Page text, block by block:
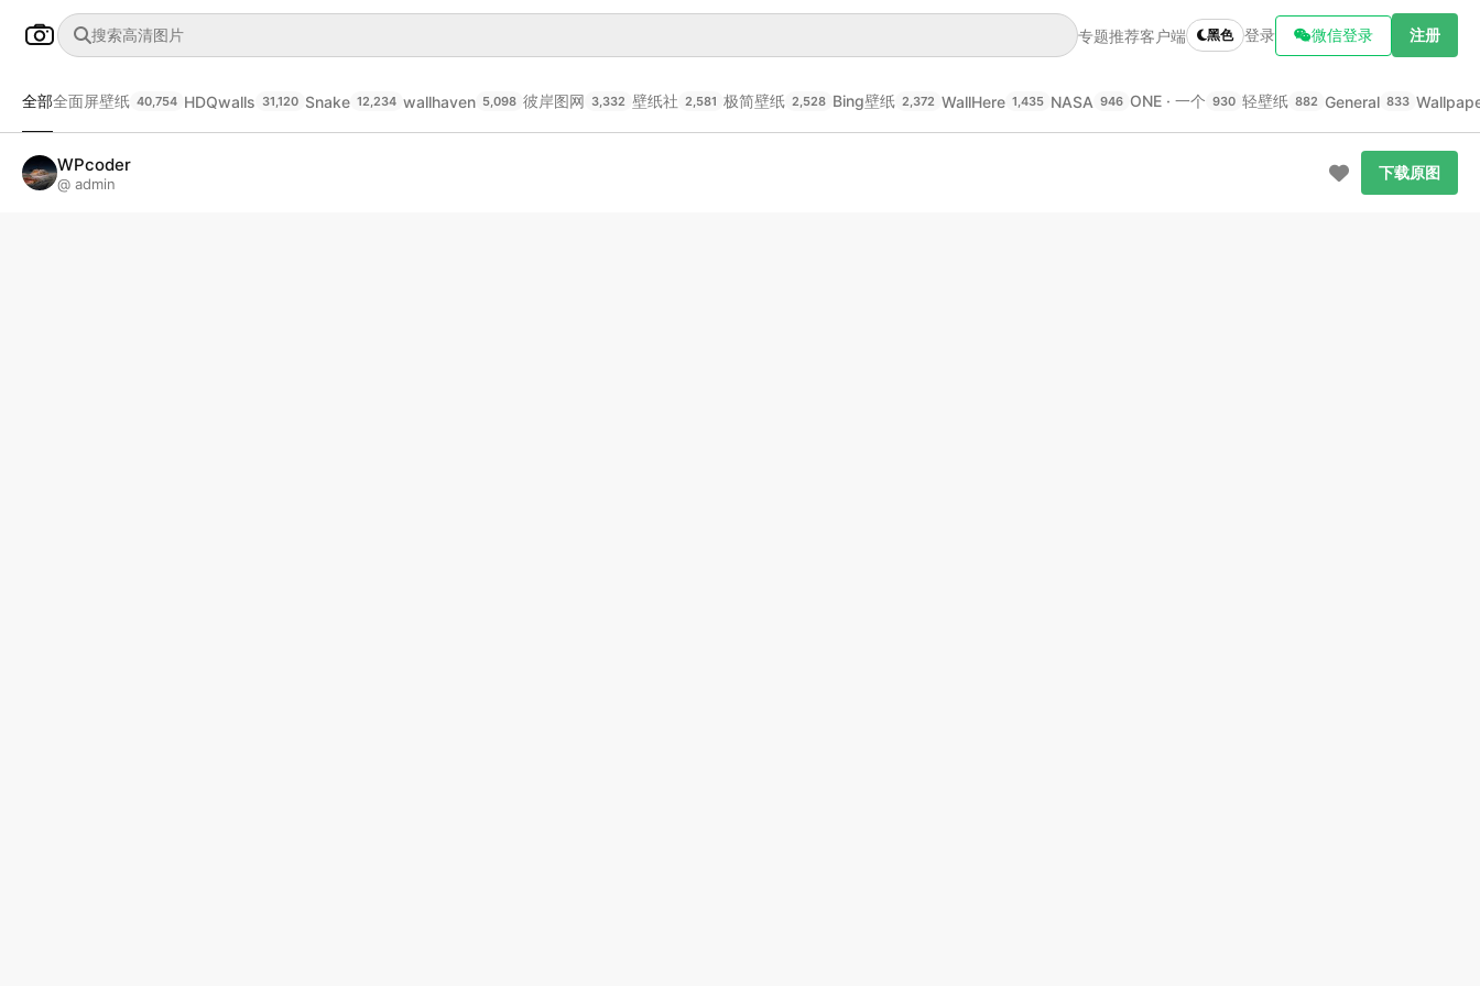
专题推荐客户端 黑色 登录 微信登录 注册
全部全面屏壁纸 40,754 HDQwalls 31,120 Snake 12,234 wallhaven 5,098 彼岸图网 3,332 壁纸社 2,581 极简壁纸 2,528 Bing壁纸 2,372 WallHere 1,435 NASA 946 ONE · 一个 930 轻壁纸 882 General 833
WPcoder
@ admin
下载原图